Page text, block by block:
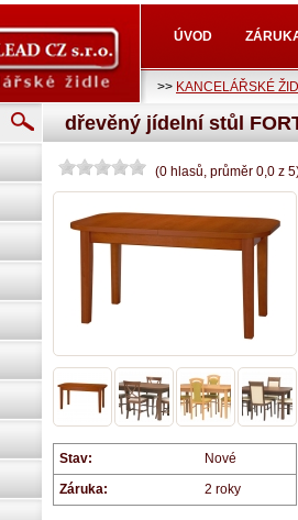
ÚVOD
>> KANCELÁŘSKÉ
dřevěný jídelní stůl
(0 hlasů, průměr 0,0 z 5
Stav:
Nové
Záruka:
2 roky